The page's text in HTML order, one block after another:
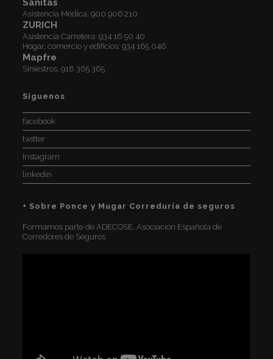
Asistencia Médica:900 906 210
ZURICH
Asistencia Carretera:934 16 50 40
Hogar, comercio y edificios:934 165 046
Mapfre
Siniestros:918 365 365
Síguenos
facebook
twitter
Instagram
linkedin
+ Sobre Ponce y Mugar Correduría de seguros
Formamos parte de ADECOSE, Asociación Española de
Corredores de Seguros